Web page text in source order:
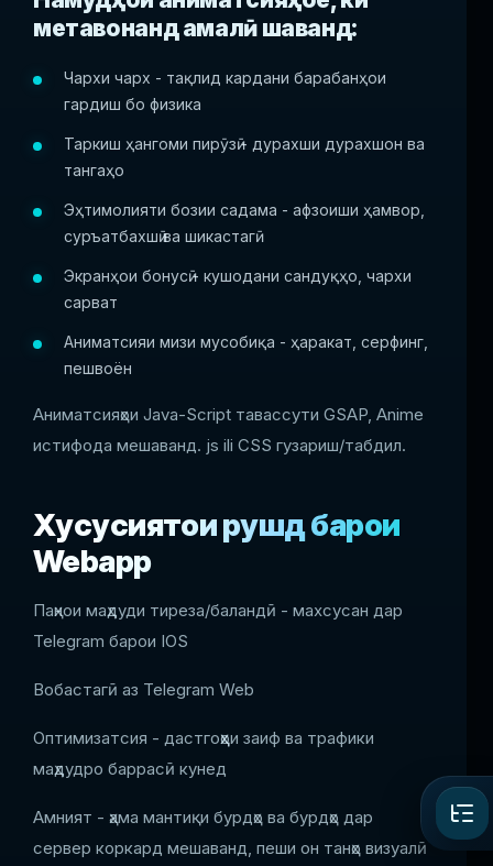
метавонанд амалӣ шаванд:
Чархи чарх - тақлид кардани барабанҳои
гардиш бо физика
Таркиш ҳангоми пирӯзӣ - дурахши дурахшон ва
тангаҳо
Эҳтимолияти бозии садама - афзоиши ҳамвор,
суръатбахшӣ ва шикастагӣ
Экранҳои бонусӣ - кушодани сандуқҳо, чархи
сарват
Аниматсияи мизи мусобиқа - ҳаракат, серфинг,
пешвоён
Аниматсияҳои Java-Script тавассути GSAP, Anime
истифода мешаванд. js ili CSS гузариш/табдил.
Хусусиятҳои рушд барои
Webapp
Паҳнои маҳдуди тиреза/баландӣ - махсусан дар
Telegram барои IOS
Вобастагӣ аз Telegram Web
Оптимизатсия - дастгоҳҳои заиф ва трафики
маҳдудро баррасӣ кунед
Амният - ҳама мантиқи бурдҳо ва бурдҳо дар
сервер коркард мешаванд, пеши он танҳо визуалӣ